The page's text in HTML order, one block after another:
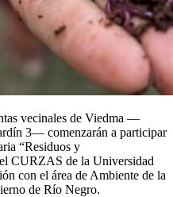
vecinales de Viedma —
3— comenzarán a participar
“Residuos y
CURZAS de la Universidad
con el área de Ambiente de la
de Río Negro.